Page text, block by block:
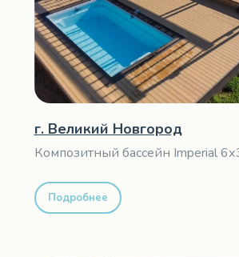
г. Великий Новгород
Композитный бассейн Imperial
Подробнее